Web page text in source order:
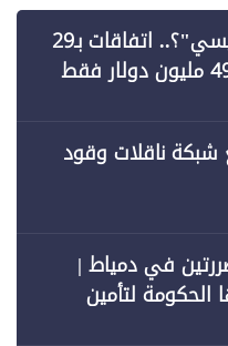
أين ذهبت قروض "عهد السيسي"؟.. اتفاقات بـ29
مليار دولار لقطاع الكهرباء 490 مليون دولار فقط
ناقلات وقود
في دمياط |
الحكومة لتأمين